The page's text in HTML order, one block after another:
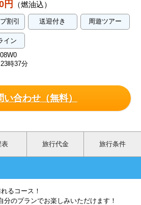
円 （燃油込）
割引 送迎付き 周遊ツアー
イン
時37分
い合わせ（無料）
表 旅行代金 旅行条件
るコース！
分のプランでお楽しみいただけます！